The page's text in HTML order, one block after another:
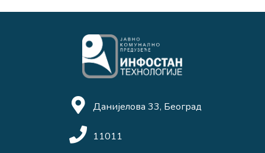
Данијелова 33, Београд
11011